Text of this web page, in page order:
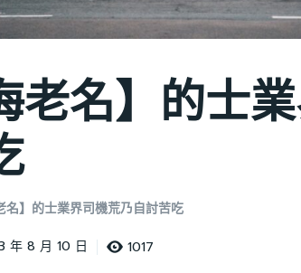
老名】的士
名】的士業界司機荒乃自討苦吃
年 8 月 10 日 1017